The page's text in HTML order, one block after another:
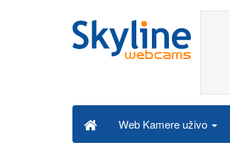
Web Kamere uživo